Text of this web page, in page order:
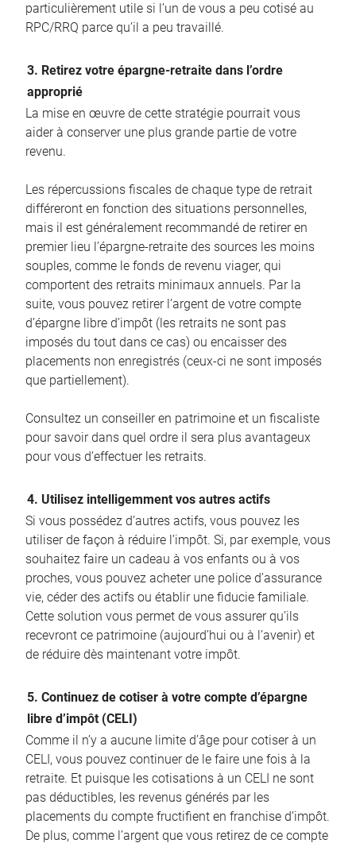
particulièrement utile si l’un de vous a peu cotisé au
RPC/RRQ parce qu’il a peu travaillé.
3. Retirez votre épargne-retraite dans l’ordre
approprié
La mise en œuvre de cette stratégie pourrait vous
aider à conserver une plus grande partie de votre
revenu.
Les répercussions fiscales de chaque type de retrait
différeront en fonction des situations personnelles,
mais il est généralement recommandé de retirer en
premier lieu l’épargne-retraite des sources les moins
souples, comme le fonds de revenu viager, qui
comportent des retraits minimaux annuels. Par la
suite, vous pouvez retirer l’argent de votre compte
d’épargne libre d’impôt (les retraits ne sont pas
imposés du tout dans ce cas) ou encaisser des
placements non enregistrés (ceux-ci ne sont imposés
que partiellement).
Consultez un conseiller en patrimoine et un fiscaliste
pour savoir dans quel ordre il sera plus avantageux
pour vous d’effectuer les retraits.
4. Utilisez intelligemment vos autres actifs
Si vous possédez d’autres actifs, vous pouvez les
utiliser de façon à réduire l’impôt. Si, par exemple, vous
souhaitez faire un cadeau à vos enfants ou à vos
proches, vous pouvez acheter une police d’assurance
vie, céder des actifs ou établir une fiducie familiale.
Cette solution vous permet de vous assurer qu’ils
recevront ce patrimoine (aujourd’hui ou à l’avenir) et
de réduire dès maintenant votre impôt.
5. Continuez de cotiser à votre compte d’épargne
libre d’impôt (CELI)
Comme il n’y a aucune limite d’âge pour cotiser à un
CELI, vous pouvez continuer de le faire une fois à la
retraite. Et puisque les cotisations à un CELI ne sont
pas déductibles, les revenus générés par les
placements du compte fructifient en franchise d’impôt.
De plus, comme l’argent que vous retirez de ce compte